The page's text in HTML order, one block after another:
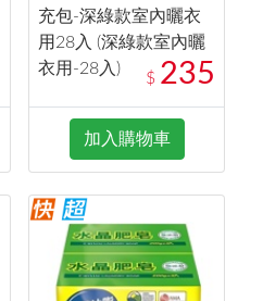
充包-深綠款室內曬衣
用28入 (深綠款室內曬
衣用-28入)
$ 235
加入購物車